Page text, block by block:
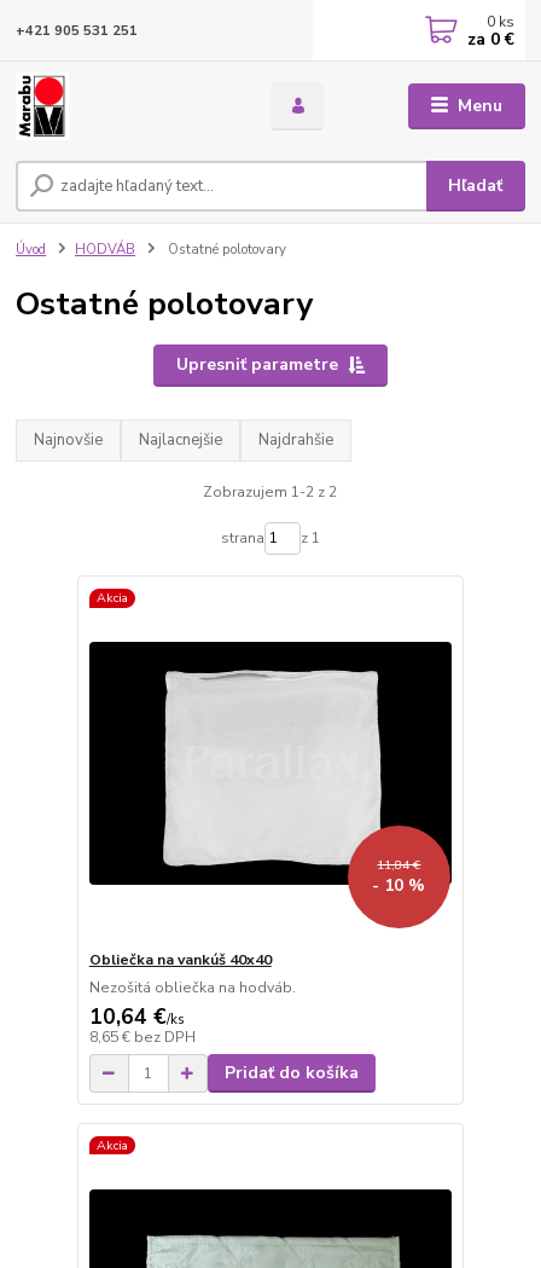
Menu
Hľadať
+421 905 531 251 0 ks
za 0 €
Úvod HODVÁB Ostatné polotovary
Ostatné polotovary
Upresniť parametre
Najnovšie Najlacnejšie Najdrahšie
Zobrazujem 1-2 z 2
strana z 1
Akcia
11,84 €
- 10 %
Obliečka na vankúš 40x40
Nezošitá obliečka na hodváb.
10,64 €/ks
8,65 € bez DPH
Pridať do košíka
Akcia